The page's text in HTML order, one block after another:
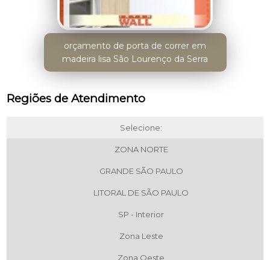
orçamento de porta de correr em
madeira lisa São Lourenço da Serra
Regiões de Atendimento
Selecione:
ZONA NORTE
GRANDE SÃO PAULO
LITORAL DE SÃO PAULO
SP - Interior
Zona Leste
Zona Oeste